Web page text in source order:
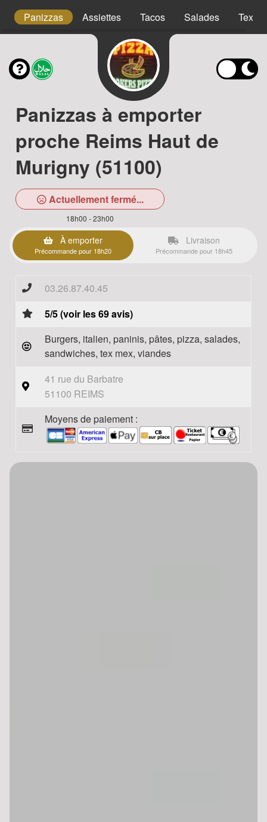
Panizzas Assiettes Tacos Salades Tex
Panizzas à emporter
proche Reims Haut de
Murigny (51100)
Actuellement fermé...
18h00 - 23h00
À emporter
Précommande pour 18h20
Livraison
Précommande pour 18h45
03.26.87.40.45
5/5 (voir les 69 avis)
Burgers, italien, paninis, pâtes, pizza, salades,
sandwiches, tex mex, viandes
41 rue du Barbatre
51100 REIMS
Moyens de paiement :